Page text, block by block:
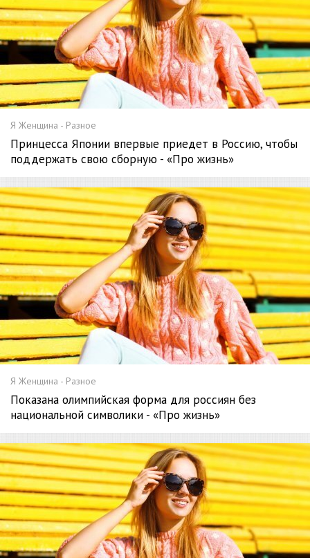
Я Женщина - Разное
Принцесса Японии впервые приедет в Россию, чтобы
поддержать свою сборную - «Про жизнь»
Я Женщина - Разное
Показана олимпийская форма для россиян без
национальной символики - «Про жизнь»